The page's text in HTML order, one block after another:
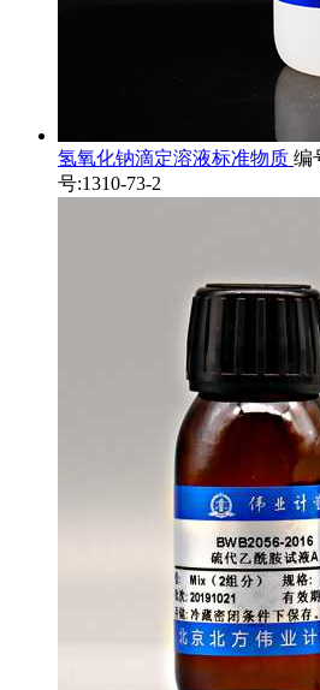
氢氧化钠滴定溶液标准物质 编
号:1310-73-2